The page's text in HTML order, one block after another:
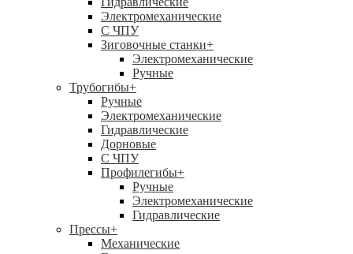
Электромеханические
С ЧПУ
Зиговочные станки+
Электромеханические
Ручные
Трубогибы+
Ручные
Электромеханические
Гидравлические
Дорновые
С ЧПУ
Профилегибы+
Ручные
Электромеханические
Гидравлические
Прессы+
Механические